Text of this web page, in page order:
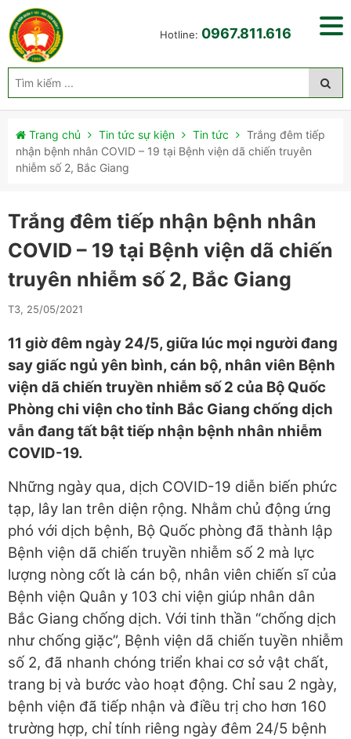
Hotline: 0967.811.616
Trang chủ Tin tức sự kiện Tin tức
Trắng đêm tiếp
nhận bệnh nhân COVID – 19 tại Bệnh viện dã chiến truyên
nhiễm số 2, Bắc Giang
Trắng đêm tiếp nhận bệnh nhân
COVID – 19 tại Bệnh viện dã chiến
truyên nhiễm số 2, Bắc Giang
T3, 25/05/2021
11 giờ đêm ngày 24/5, giữa lúc mọi người đang
say giấc ngủ yên bình, cán bộ, nhân viên Bệnh
viện dã chiến truyền nhiễm số 2 của Bộ Quốc
Phòng chi viện cho tỉnh Bắc Giang chống dịch
vẫn đang tất bật tiếp nhận bệnh nhân nhiễm
COVID-19.
Những ngày qua, dịch COVID-19 diễn biến phức
tạp, lây lan trên diện rộng. Nhằm chủ động ứng
phó với dịch bệnh, Bộ Quốc phòng đã thành lập
Bệnh viện dã chiến truyền nhiễm số 2 mà lực
lượng nòng cốt là cán bộ, nhân viên chiến sĩ của
Bệnh viện Quân y 103 chi viện giúp nhân dân
Bắc Giang chống dịch. Với tinh thần “chống dịch
như chống giặc”, Bệnh viện dã chiến tuyền nhiễm
số 2, đã nhanh chóng triển khai cơ sở vật chất,
trang bị và bước vào hoạt động. Chỉ sau 2 ngày,
bệnh viện đã tiếp nhận và điều trị cho hơn 160
trường hợp, chỉ tính riêng ngày đêm 24/5 bệnh